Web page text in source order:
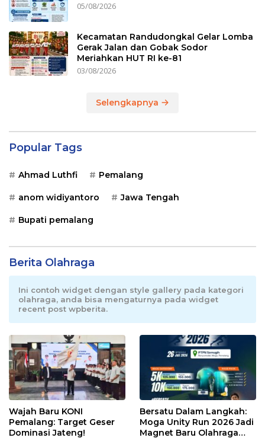
05/08/2026
Kecamatan Randudongkal Gelar Lomba
Gerak Jalan dan Gobak Sodor
Meriahkan HUT RI ke-81
03/08/2026
Selengkapnya
Popular Tags
Ahmad Luthfi Pemalang
anom widiyantoro Jawa Tengah
Bupati pemalang
Berita Olahraga
Ini contoh widget dengan style gallery pada kategori
olahraga, anda bisa mengaturnya pada widget
recent post wpberita.
Wajah Baru KONI
Pemalang: Target Geser
Dominasi Jateng!
Bersatu Dalam Langkah:
Moga Unity Run 2026 Jadi
Magnet Baru Olahraga